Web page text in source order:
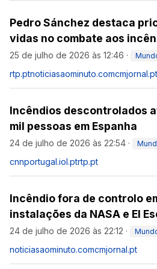
Pedro Sánchez destaca
vidas no combate aos
25 de julho de 2026 às 12:46 ·
rtp.ptnoticiasaominuto.comcmjornal.pt
Incêndios descontrolados
mil pessoas em Espanha
24 de julho de 2026 às 22:54 ·
cnnportugal.iol.ptrtp.pt
Incêndio fora de controlo
instalações da NASA e El
24 de julho de 2026 às 22:12 ·
noticiasaominuto.comcmjornal.pt